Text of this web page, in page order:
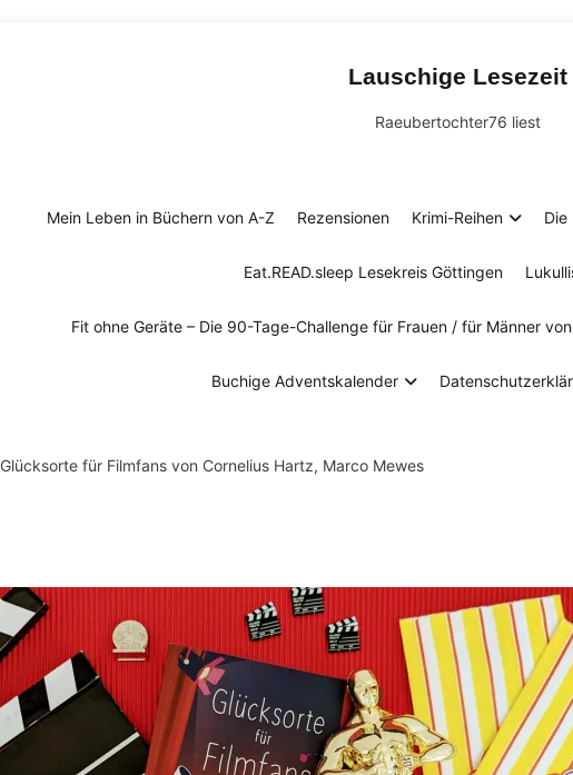
Lauschige Lesezeit
Raeubertochter76 liest
Mein Leben in Büchern von A-Z Rezensionen Krimi-Reihen Die
Eat.READ.sleep Lesekreis Göttingen
Fit ohne Geräte – Die 90-Tage-Challenge für Frauen / für Männer
Buchige Adventskalender
Glücksorte für Filmfans von Cornelius Hartz, Marco Mewes